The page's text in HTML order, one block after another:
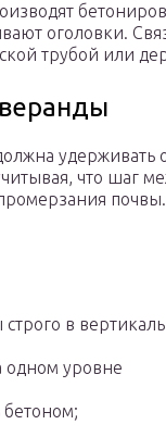
оголовки.
трубой или
что шаг
в
одном уровне
бетоном;